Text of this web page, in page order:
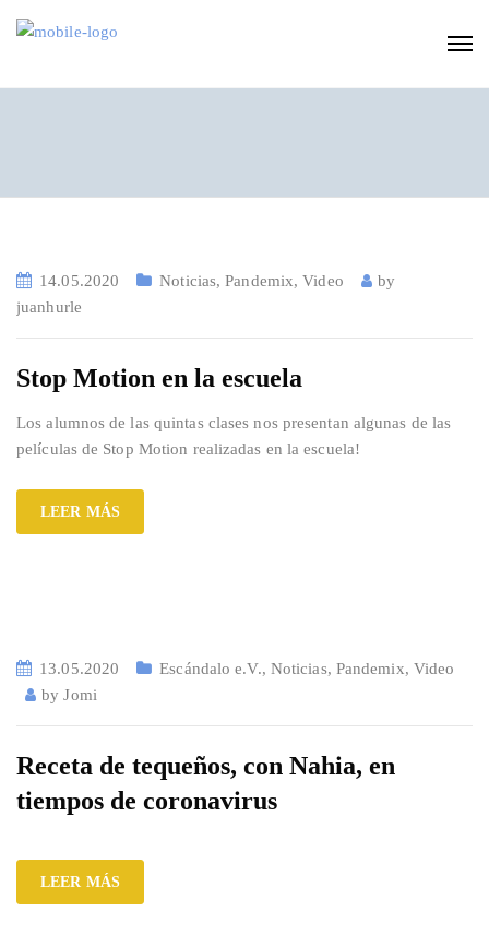
14.05.2020 Noticias,Pandemix,Video
by
juanhurle
Stop Motion en la escuela
Los alumnos de las quintas clases nos presentan algunas de las
películas de Stop Motion realizadas en la escuela!
LEER MÁS
13.05.2020 Escándalo e.V., Noticias, Pandemix, Video
byJomi
Receta de tequeños, con Nahia, en
tiempos de coronavirus
LEER MÁS